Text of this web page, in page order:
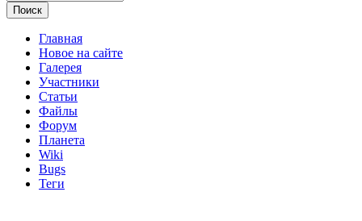
Главная
Новое на сайте
Галерея
Участники
Статьи
Файлы
Форум
Планета
Wiki
Bugs
Теги